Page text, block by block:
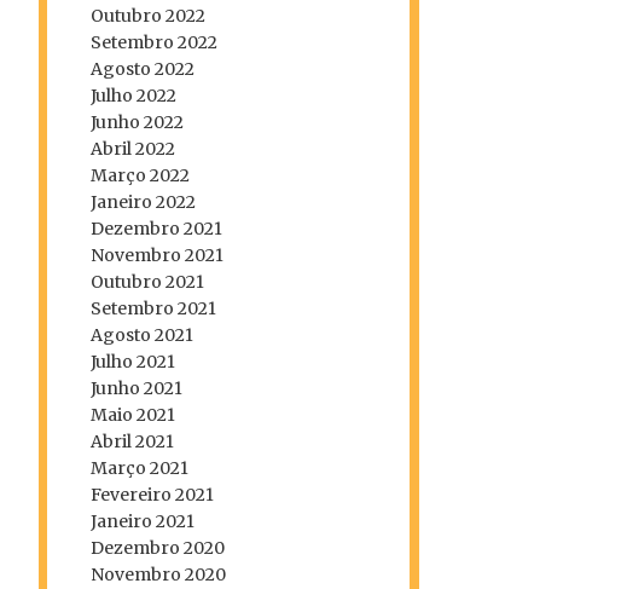
Outubro 2022
Setembro 2022
Agosto 2022
Julho 2022
Junho 2022
Abril 2022
Março 2022
Janeiro 2022
Dezembro 2021
Novembro 2021
Outubro 2021
Setembro 2021
Agosto 2021
Julho 2021
Junho 2021
Maio 2021
Abril 2021
Março 2021
Fevereiro 2021
Janeiro 2021
Dezembro 2020
Novembro 2020